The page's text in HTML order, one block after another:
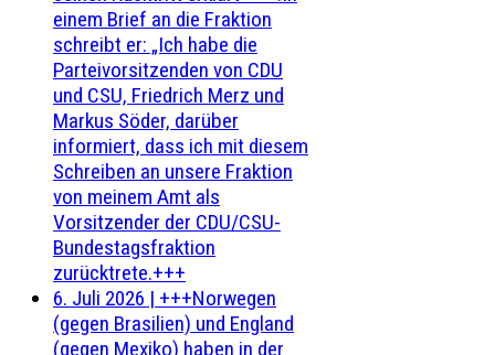
einem Brief an die Fraktion
schreibt er: „Ich habe die
Parteivorsitzenden von CDU
und CSU, Friedrich Merz und
Markus Söder, darüber
informiert, dass ich mit diesem
Schreiben an unsere Fraktion
von meinem Amt als
Vorsitzender der CDU/CSU-
Bundestagsfraktion
zurücktrete.+++
6. Juli 2026 | +++Norwegen
(gegen Brasilien) und England
(gegen Mexiko) haben in der